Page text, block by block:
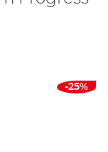
-25%